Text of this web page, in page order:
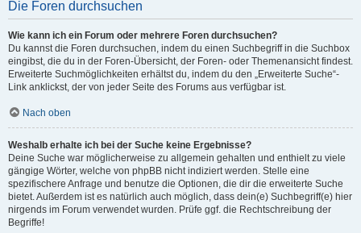
Die Foren durchsuchen
Wie kann ich ein Forum oder mehrere Foren durchsuchen?
Du kannst die Foren durchsuchen, indem du einen Suchbegriff in die Suchbox
eingibst, die du in der Foren-Übersicht, der Foren- oder Themenansicht findest.
Erweiterte Suchmöglichkeiten erhältst du, indem du den „Erweiterte Suche“-
Link anklickst, der von jeder Seite des Forums aus verfügbar ist.
Nach oben
Weshalb erhalte ich bei der Suche keine Ergebnisse?
Deine Suche war möglicherweise zu allgemein gehalten und enthielt zu viele
gängige Wörter, welche von phpBB nicht indiziert werden. Stelle eine
spezifischere Anfrage und benutze die Optionen, die dir die erweiterte Suche
bietet. Außerdem ist es natürlich auch möglich, dass dein(e) Suchbegriff(e) hier
nirgends im Forum verwendet wurden. Prüfe ggf. die Rechtschreibung der
Begriffe!